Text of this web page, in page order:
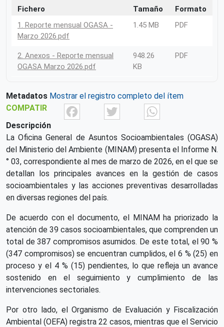
Fichero Tamaño
Formato
1. Reporte mensual OGASA -
Marzo 2026.pdf
1.45 MB PDF
2. Anexos - Reporte mensual
OGASA Marzo 2026.pdf
948.26
KB
PDF
Metadatos Mostrar el registro completo del ítem
COMPATIR
FacebookTwitter
Descripción
La Oficina General de Asuntos Socioambientales (OGASA)
del Ministerio del Ambiente (MINAM) presenta el Informe N.
° 03, correspondiente al mes de marzo de 2026, en el que se
detallan los principales avances en la gestión de casos
socioambientales y las acciones preventivas desarrolladas
en diversas regiones del país.
De acuerdo con el documento, el MINAM ha priorizado la
atención de 39 casos socioambientales, que comprenden un
total de 387 compromisos asumidos. De este total, el 90 %
(347 compromisos) se encuentran cumplidos, el 6 % (25) en
proceso y el 4 % (15) pendientes, lo que refleja un avance
sostenido en el seguimiento y cumplimiento de las
intervenciones sectoriales.
Por otro lado, el Organismo de Evaluación y Fiscalización
Ambiental (OEFA) registra 22 casos, mientras que el Servicio